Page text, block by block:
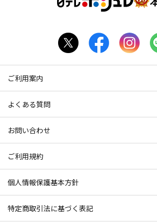
ご利用案内
よくある質問
お問い合わせ
ご利用規約
個人情報保護基本方針
特定商取引法に基づく表記